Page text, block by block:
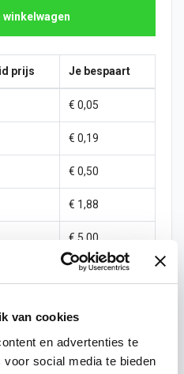
van cookies
en advertenties te
social media te bieden
winkelwagen
prijs Je bespaart
€ 0,05
€ 0,19
€ 0,50
€ 1,88
€ 5,00
€ 12,50
€ 100,00